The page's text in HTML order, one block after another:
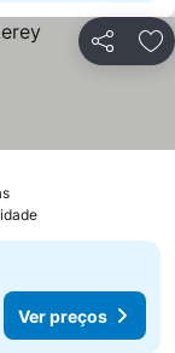
Partilhar
Ver preços